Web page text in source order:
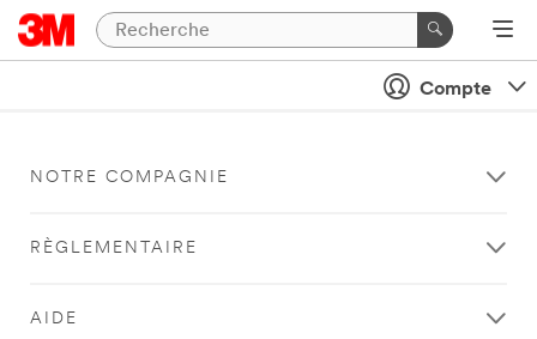
Compte
NOTRE COMPAGNIE
RÈGLEMENTAIRE
AIDE